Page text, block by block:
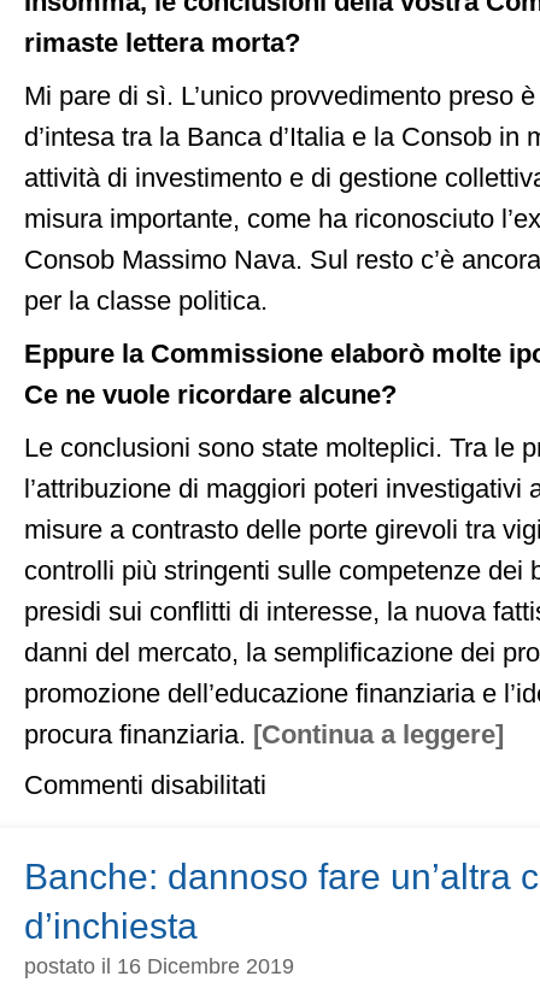
rimaste lettera morta?
Mi pare di sì. L’unico provvedimento preso
d’intesa tra la Banca d’Italia e la Consob in
attività di investimento e di gestione
misura importante, come ha riconosciuto
Consob Massimo Nava. Sul resto c’è
per la classe politica.
Eppure la Commissione elaborò molte
Ce ne vuole ricordare alcune?
Le conclusioni sono state molteplici. Tra le
l’attribuzione di maggiori poteri investigativi
misure a contrasto delle porte girevoli tra
controlli più stringenti sulle competenze dei
presidi sui conflitti di interesse, la nuova
danni del mercato, la semplificazione dei
promozione dell’educazione finanziaria e
procura finanziaria. [Continua a leggere]
Commenti disabilitati
Partiamo
da
rimaste
Banche: dannoso fare un’altra
d’inchiesta
postato il 16 Dicembre 2019